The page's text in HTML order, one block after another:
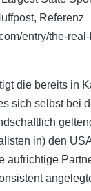
Referenz
entry/the-
die bereits in
sich selbst bei
in) den
aufrichtige